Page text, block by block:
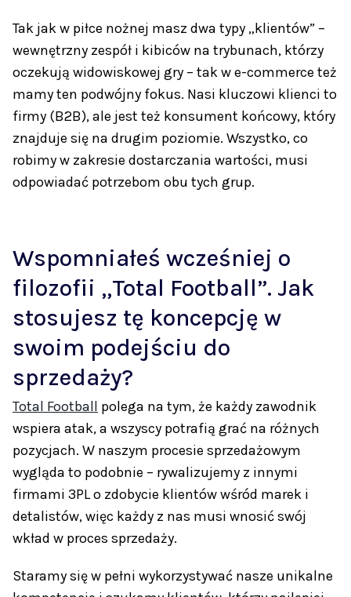
Tak jak w piłce nożnej masz dwa typy „klientów” –
wewnętrzny zespół i kibiców na trybunach, którzy
oczekują widowiskowej gry – tak w e-commerce też
mamy ten podwójny fokus. Nasi kluczowi klienci to
firmy (B2B), ale jest też konsument końcowy, który
znajduje się na drugim poziomie. Wszystko, co
robimy w zakresie dostarczania wartości, musi
odpowiadać potrzebom obu tych grup.
Wspomniałeś wcześniej o
filozofii „Total Football”. Jak
stosujesz tę koncepcję w
swoim podejściu do
sprzedaży?
Total Football polega na tym, że każdy zawodnik
wspiera atak, a wszyscy potrafią grać na różnych
pozycjach. W naszym procesie sprzedażowym
wygląda to podobnie – rywalizujemy z innymi
firmami 3PL o zdobycie klientów wśród marek i
detalistów, więc każdy z nas musi wnosić swój
wkład w proces sprzedaży.
Staramy się w pełni wykorzystywać nasze unikalne